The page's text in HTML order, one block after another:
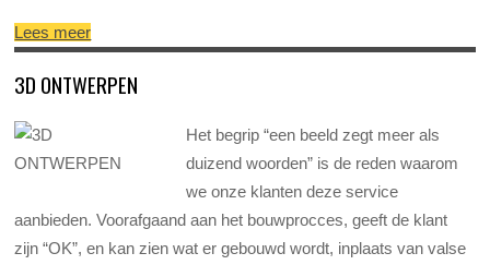
Lees meer
3D ONTWERPEN
Het begrip “een beeld zegt meer als
duizend woorden” is de reden waarom
we onze klanten deze service
aanbieden. Voorafgaand aan het bouwprocces, geeft de klant
zijn “OK”, en kan zien wat er gebouwd wordt, inplaats van valse